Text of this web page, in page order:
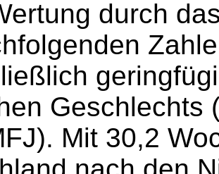
durch
Geschlechts
Mit 30,2